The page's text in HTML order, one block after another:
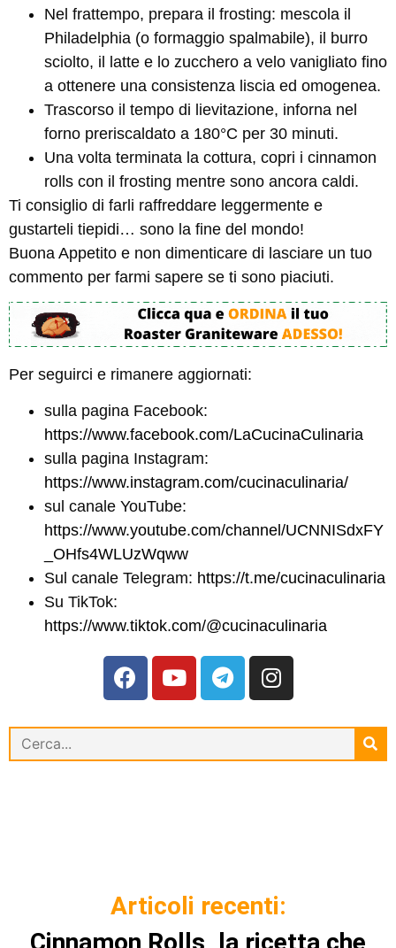
Nel frattempo, prepara il frosting: mescola il
Philadelphia (o formaggio spalmabile), il burro
sciolto, il latte e lo zucchero a velo vanigliato fino
a ottenere una consistenza liscia ed omogenea.
Trascorso il tempo di lievitazione, inforna nel
forno preriscaldato a 180°C per 30 minuti.
Una volta terminata la cottura, copri i cinnamon
rolls con il frosting mentre sono ancora caldi.
Ti consiglio di farli raffreddare leggermente e
gustarteli tiepidi… sono la fine del mondo!
Buona Appetito e non dimenticare di lasciare un tuo
commento per farmi sapere se ti sono piaciuti.
Per seguirci e rimanere aggiornati:
sulla pagina Facebook:
https://www.facebook.com/LaCucinaCulinaria
sulla pagina Instagram:
https://www.instagram.com/cucinaculinaria/
sul canale YouTube:
https://www.youtube.com/channel/UCNNISdxFY
_OHfs4WLUzWqww
Sul canale Telegram: https://t.me/cucinaculinaria
Su TikTok:
https://www.tiktok.com/@cucinaculinaria
Articoli recenti: